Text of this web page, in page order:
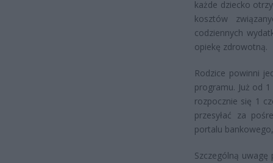
każde dziecko
kosztów
codziennych
opiekę zdrowotną.
Rodzice powinni
programu. Już od
rozpocznie się 1
przesyłać za
portalu
Szczególną